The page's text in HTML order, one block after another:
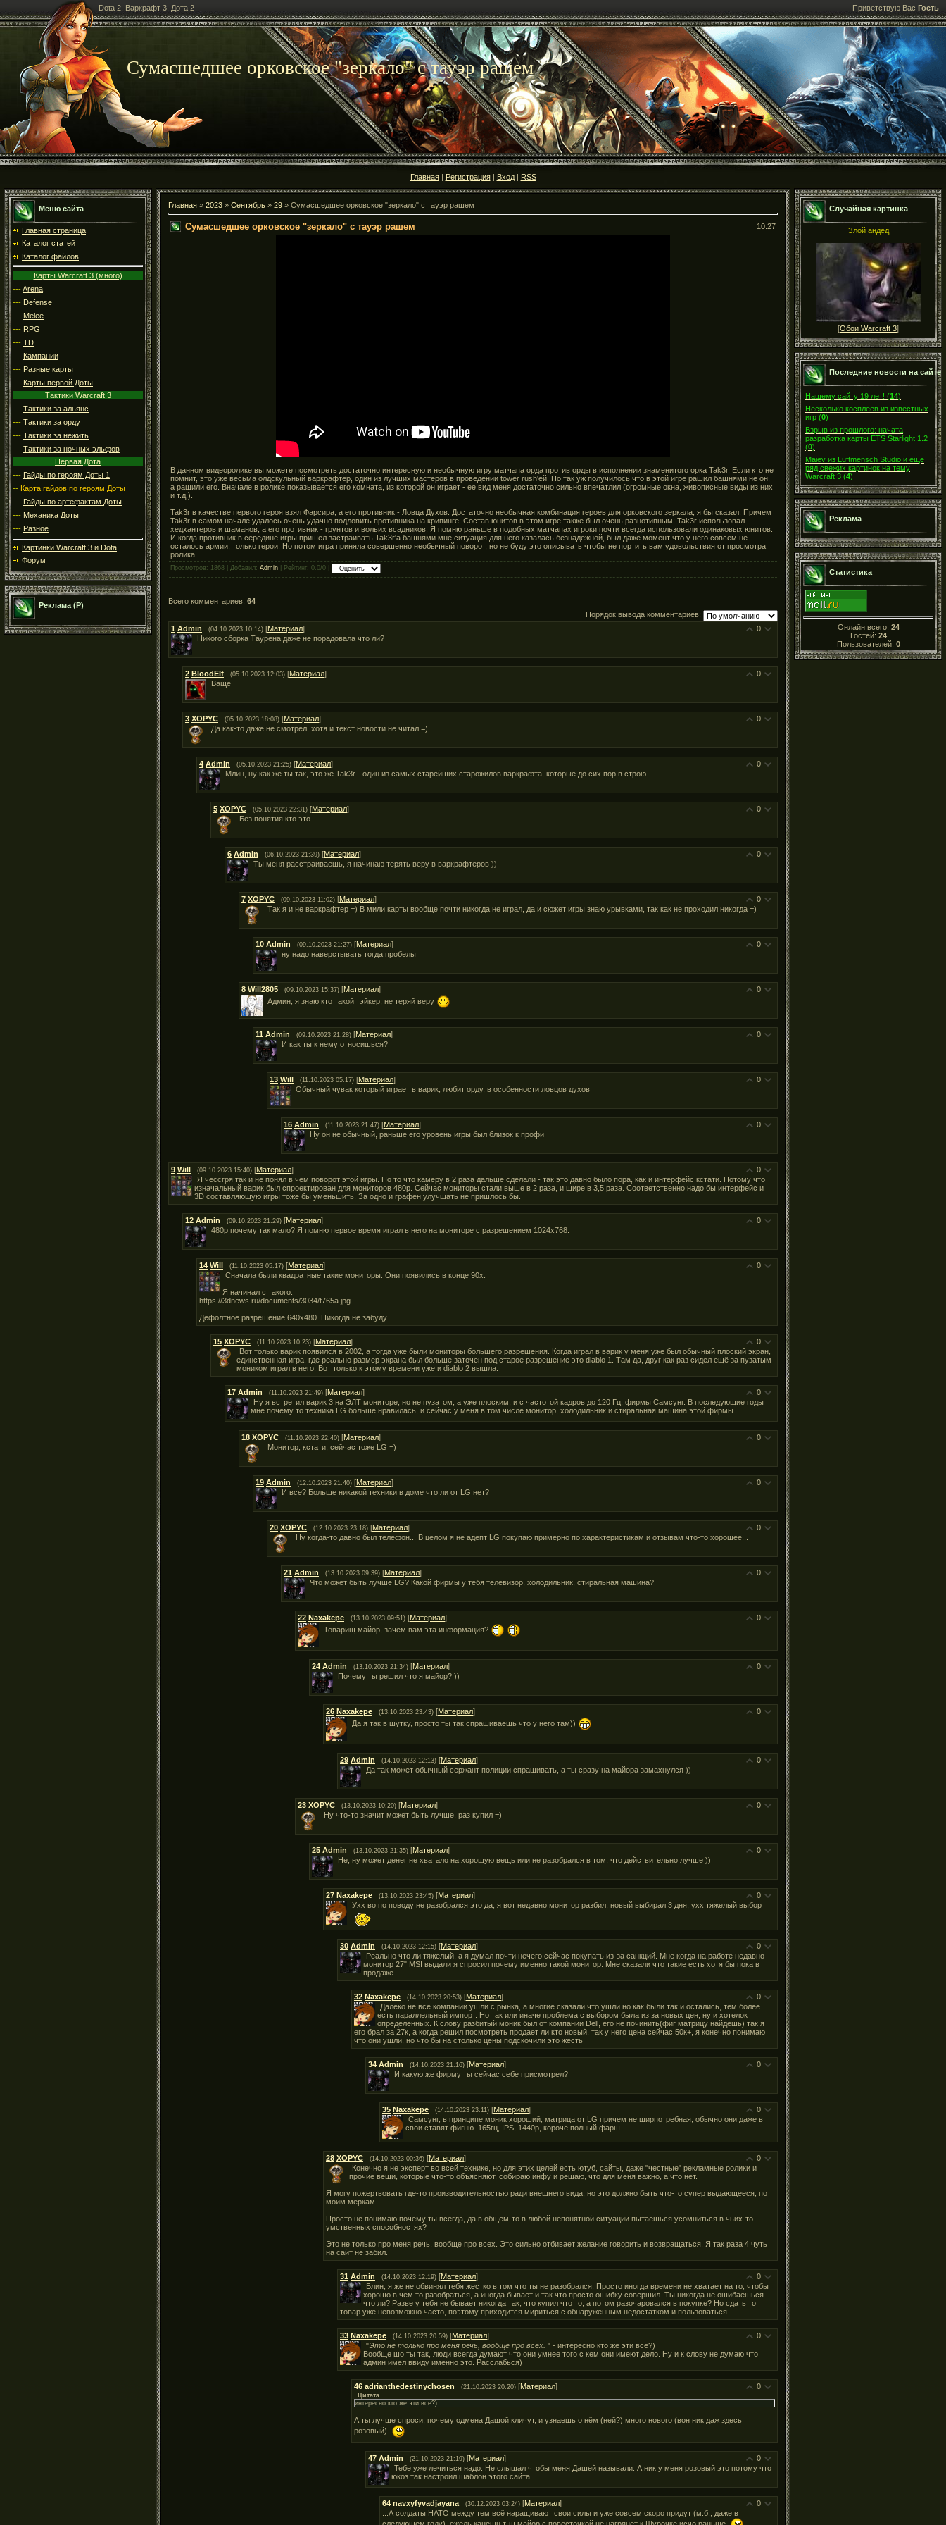
Dota 2, Варкрафт 3, Дота 2 Приветствую Вас Гость
Сумасшедшее орковское "зеркало" с тауэр рашем
Главная| Регистрация| Вход| RSS
Меню сайта
Главная страница
Каталог статей
Каталог файлов
Карты Warcraft 3 (много)
---Arena
--- Defense
--- Melee
--- RPG
--- TD
--- Кампании
--- Разные карты
--- Карты первой Доты
Тактики Warcraft 3
--- Тактики за альянс
--- Тактики за орду
--- Тактики за нежить
--- Тактики за ночных эльфов
Первая Дота
--- Гайды по героям Доты 1
-- Карта гайдов по героям Доты
--- Гайды по артефактам Доты
--- Механика Доты
--- Разное
Картинки Warcraft 3 и Dota
Форум
Реклама (Р)
Главная » 2023 » Сентябрь » 29 » Сумасшедшее орковское "зеркало" с тауэр рашем
Сумасшедшее орковское "зеркало" с тауэр рашем 10:27
В данном видеоролике вы можете посмотреть достаточно интересную и необычную игру матчапа орда против орды в исполнении знаменитого орка Tak3r. Если кто не
помнит, это уже весьма олдскульный варкрафтер, один из лучших мастеров в проведении tower rush'ей. Но так уж получилось что в этой игре рашил башнями не он,
а рашили его. Вначале в ролике показывается его комната, из которой он играет - ее вид меня достаточно сильно впечатлил (огромные окна, живописные виды из них
и т.д.).
Tak3r в качестве первого героя взял Фарсира, а его противник - Ловца Духов. Достаточно необычная комбинация героев для орковского зеркала, я бы сказал. Причем
Tak3r в самом начале удалось очень удачно подловить противника на крипинге. Состав юнитов в этом игре также был очень разнотипным: Tak3r использовал
хедхантеров и шаманов, а его противник - грунтов и вольих всадников. Я помню раньше в подобных матчапах игроки почти всегда использовали одинаковых юнитов.
И когда противник в середине игры пришел застраивать Tak3r'а башнями мне ситуация для него казалась безнадежной, был даже момент что у него совсем не
осталось армии, только герои. Но потом игра приняла совершенно необычный поворот, но не буду это описывать чтобы не портить вам удовольствия от просмотра
ролика.
Просмотров: 1868 | Добавил: Admin | Рейтинг: 0.0/0 |
Всего комментариев: 64
Порядок вывода комментариев:
0
1 Admin (04.10.2023 10:14) [Материал]
Никого сборка Таурена даже не порадовала что ли?
0
2 BloodElf (05.10.2023 12:03) [Материал]
Ваще
0
3 XOPYC (05.10.2023 18:08) [Материал]
Да как-то даже не смотрел, хотя и текст новости не читал =)
0
4 Admin (05.10.2023 21:25) [Материал]
Млин, ну как же ты так, это же Tak3r - один из самых старейших старожилов варкрафта, которые до сих пор в строю
0
5 XOPYC (05.10.2023 22:31) [Материал]
Без понятия кто это
0
6 Admin (06.10.2023 21:39) [Материал]
Ты меня расстраиваешь, я начинаю терять веру в варкрафтеров ))
0
7 XOPYC (09.10.2023 11:02) [Материал]
Так я и не варкрафтер =) В мили карты вообще почти никогда не играл, да и сюжет игры знаю урывками, так как не проходил никогда =)
0
10 Admin (09.10.2023 21:27) [Материал]
ну надо наверстывать тогда пробелы
0
8 Will2805 (09.10.2023 15:37) [Материал]
Админ, я знаю кто такой тэйкер, не теряй веру
0
11 Admin (09.10.2023 21:28) [Материал]
И как ты к нему относишься?
0
13 Will (11.10.2023 05:17) [Материал]
Обычный чувак который играет в варик, любит орду, в особенности ловцов духов
0
16 Admin (11.10.2023 21:47) [Материал]
Ну он не обычный, раньше его уровень игры был близок к профи
0
9 Will (09.10.2023 15:40) [Материал]
Я чессгря так и не понял в чём поворот этой игры. Но то что камеру в 2 раза дальше сделали - так это давно было пора, как и интерфейс кстати. Потому что
изначальный варик был спроектирован для мониторов 480p. Сейчас мониторы стали выше в 2 раза, и шире в 3,5 раза. Соответственно надо бы интерфейс и
3D составляющую игры тоже бы уменьшить. За одно и графен улучшать не пришлось бы.
0
12 Admin (09.10.2023 21:29) [Материал]
480p почему так мало? Я помню первое время играл в него на мониторе с разрешением 1024х768.
0
14 Will (11.10.2023 05:17) [Материал]
Сначала были квадратные такие мониторы. Они появились в конце 90х.
Я начинал с такого:
https://3dnews.ru/documents/3034/t765a.jpg
Дефолтное разрешение 640х480. Никогда не забуду.
0
15 XOPYC (11.10.2023 10:23) [Материал]
Вот только варик появился в 2002, а тогда уже были мониторы большего разрешения. Когда играл в варик у меня уже был обычный плоский экран,
единственная игра, где реально размер экрана был больше заточен под старое разрешение это diablo 1. Там да, друг как раз сидел ещё за пузатым
моником играл в него. Вот только к этому времени уже и diablo 2 вышла.
0
17 Admin (11.10.2023 21:49) [Материал]
Ну я встретил варик 3 на ЭЛТ мониторе, но не пузатом, а уже плоским, и с частотой кадров до 120 Гц, фирмы Самсунг. В последующие годы
мне почему то техника LG больше нравилась, и сейчас у меня в том числе монитор, холодильник и стиральная машина этой фирмы
0
18 XOPYC (11.10.2023 22:40) [Материал]
Монитор, кстати, сейчас тоже LG =)
0
19 Admin (12.10.2023 21:40) [Материал]
И все? Больше никакой техники в доме что ли от LG нет?
0
20 XOPYC (12.10.2023 23:18) [Материал]
Ну когда-то давно был телефон... В целом я не адепт LG покупаю примерно по характеристикам и отзывам что-то хорошее...
0
21 Admin (13.10.2023 09:39) [Материал]
Что может быть лучше LG? Какой фирмы у тебя телевизор, холодильник, стиральная машина?
0
22 Naxakepe (13.10.2023 09:51) [Материал]
Товарищ майор, зачем вам эта информация?
0
24 Admin (13.10.2023 21:34) [Материал]
Почему ты решил что я майор? ))
0
26 Naxakepe (13.10.2023 23:43) [Материал]
Да я так в шутку, просто ты так спрашиваешь что у него там))
0
29 Admin (14.10.2023 12:13) [Материал]
Да так может обычный сержант полиции спрашивать, а ты сразу на майора замахнулся ))
0
23 XOPYC (13.10.2023 10:20) [Материал]
Ну что-то значит может быть лучше, раз купил =)
0
25 Admin (13.10.2023 21:35) [Материал]
Не, ну может денег не хватало на хорошую вещь или не разобрался в том, что действительно лучше ))
0
27 Naxakepe (13.10.2023 23:45) [Материал]
Ухх во по поводу не разобрался это да, я вот недавно монитор разбил, новый выбирал 3 дня, ухх тяжелый выбор
0
30 Admin (14.10.2023 12:15) [Материал]
Реально что ли тяжелый, а я думал почти нечего сейчас покупать из-за санкций. Мне когда на работе недавно
монитор 27" MSI выдали я спросил почему именно такой монитор. Мне сказали что такие есть хотя бы пока в
продаже
0
32 Naxakepe (14.10.2023 20:53) [Материал]
Далеко не все компании ушли с рынка, а многие сказали что ушли но как были так и остались, тем более
есть параллельный импорт. Но так или иначе проблема с выбором была из за новых цен, ну и хотелок
определенных. К слову разбитый моник был от компании Dell, его не починить(фиг матрицу найдешь) так я
его брал за 27к, а когда решил посмотреть продает ли кто новый, так у него цена сейчас 50к+, я конечно понимаю
что они ушли, но что бы на столько цены подскочили это жесть
0
34 Admin (14.10.2023 21:16) [Материал]
И какую же фирму ты сейчас себе присмотрел?
0
35 Naxakepe (14.10.2023 23:11) [Материал]
Самсунг, в принципе моник хороший, матрица от LG причем не ширпотребная, обычно они даже в
свои ставят фигню. 165гц, IPS, 1440р, короче полный фарш
0
28 XOPYC (14.10.2023 00:36) [Материал]
Конечно я не эксперт во всей технике, но для этих целей есть ютуб, сайты, даже "честные" рекламные ролики и
прочие вещи, которые что-то объясняют, собираю инфу и решаю, что для меня важно, а что нет.
Я могу пожертвовать где-то производительностью ради внешнего вида, но это должно быть что-то супер выдающееся, по
моим меркам.
Просто не понимаю почему ты всегда, да в общем-то в любой непонятной ситуации пытаешься усомниться в чьих-то
умственных способностях?
Это не только про меня речь, вообще про всех. Это сильно отбивает желание говорить и возвращаться. Я так раза 4 чуть
на сайт не забил.
0
31 Admin (14.10.2023 12:19) [Материал]
Блин, я же не обвинял тебя жестко в том что ты не разобрался. Просто иногда времени не хватает на то, чтобы
хорошо в чем то разобраться, а иногда бывает и так что просто ошибку совершил. Ты никогда не ошибаешься
что ли? Разве у тебя не бывает никогда так, что купил что то, а потом разочаровался в покупке? Но сдать то
товар уже невозможно часто, поэтому приходится мириться с обнаруженным недостатком и пользоваться
0
33 Naxakepe (14.10.2023 20:59) [Материал]
"Это не только про меня речь, вообще про всех. " - интересно кто же эти все?)
Вообще шо ты так, люди всегда думают что они умнее того с кем они имеют дело. Ну и к слову не думаю что
админ имел ввиду именно это. Расслабься)
0
46 adrianthedestinychosen (21.10.2023 20:20) [Материал]
Цитата
интересно кто же эти все?)
А ты лучше спроси, почему одмена Дашой кличут, и узнаешь о нём (ней?) много нового (вон ник даж здесь
розовый).
0
47 Admin (21.10.2023 21:19) [Материал]
Тебе уже лечиться надо. Не слышал чтобы меня Дашей называли. А ник у меня розовый это потому что
юкоз так настроил шаблон этого сайта
0
64 navxyfyvadjayana (30.12.2023 03:24) [Материал]
...А солдаты НАТО между тем всё наращивают свои силы и уже совсем скоро придут (м.б., даже в
следующем году), ежель канешн т-щ майор с повесточкой не нагрянет к Шурочке исчо раньше.
Случайная картинка
Злой андед
[Обои Warcraft 3]
Последние новости на сайте
Нашему сайту 19 лет! (14)
Несколько косплеев из известных
игр (0)
Взрыв из прошлого: начата
разработка карты ETS Starlight 1.2
(0)
Maiev из Luftmensch Studio и еще
ряд свежих картинок на тему
Warcraft 3 (4)
Реклама
Статистика
Онлайн всего: 24
Гостей: 24
Пользователей: 0